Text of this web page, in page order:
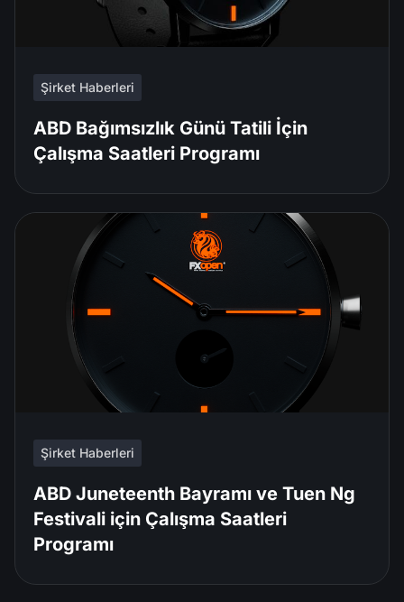
Şirket Haberleri
ABD Bağımsızlık Günü Tatili İçin
Çalışma Saatleri Programı
Şirket Haberleri
ABD Juneteenth Bayramı ve Tuen Ng
Festivali için Çalışma Saatleri
Programı